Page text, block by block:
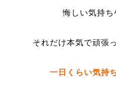
悔しい気持ち
それだけ本気で頑張
一日くらい気持